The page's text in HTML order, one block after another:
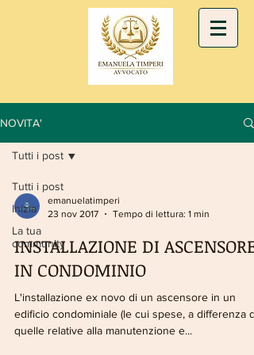
NOVITA'
Tutti i post
Inizia
La tua
community
Tutti i post
emanuelatimperi
23 nov 2017
Tempo di lettura: 1 min
INSTALLAZIONE DI ASCENSORE
IN CONDOMINIO
L'installazione ex novo di un ascensore in un
edificio condominiale (le cui spese, a differenza di
quelle relative alla manutenzione e...